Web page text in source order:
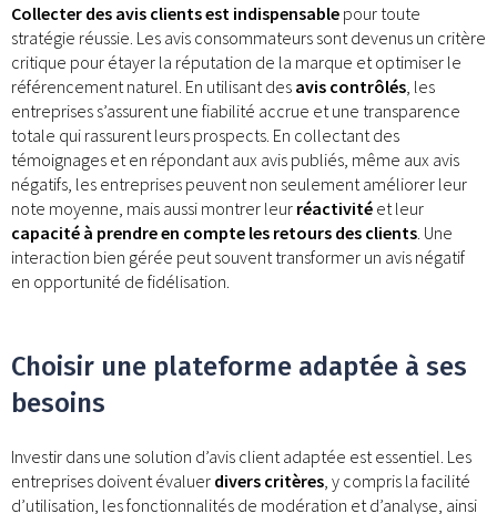
Collecter des avis clients est indispensable pour toute
stratégie réussie. Les avis consommateurs sont devenus un critère
critique pour étayer la réputation de la marque et optimiser le
référencement naturel. En utilisant des avis contrôlés , les
entreprises s’assurent une fiabilité accrue et une transparence
totale qui rassurent leurs prospects. En collectant des
témoignages et en répondant aux avis publiés, même aux avis
négatifs, les entreprises peuvent non seulement améliorer leur
note moyenne, mais aussi montrer leur réactivité et leur
capacité à prendre en compte les retours des clients . Une
interaction bien gérée peut souvent transformer un avis négatif
en opportunité de fidélisation.
Choisir une plateforme adaptée à ses
besoins
Investir dans une solution d’avis client adaptée est essentiel. Les
entreprises doivent évaluer divers critères , y compris la facilité
d’utilisation, les fonctionnalités de modération et d’analyse, ainsi